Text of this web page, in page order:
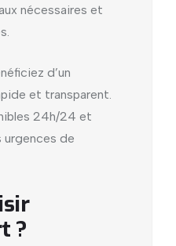
nécessaires et
d’un
et transparent.
24h/24 et
urgences de
?